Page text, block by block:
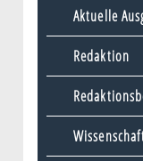
Aktuelle
Redaktion